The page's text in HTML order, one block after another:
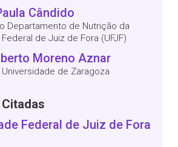
Cândido
Departamento de Nutrição da
de Juiz de Fora (UFJF)
Moreno Aznar
de Zaragoza
Federal de Juiz de Fora